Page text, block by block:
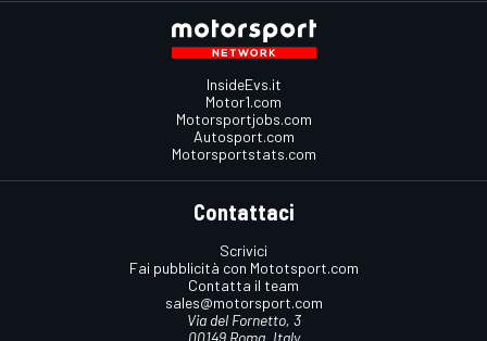
InsideEvs.it
Motor1.com
Motorsportjobs.com
Autosport.com
Motorsportstats.com
Contattaci
Scrivici
Fai pubblicità con Mototsport.com
Contatta il team
sales@motorsport.com
Via del Fornetto, 3
00149 Roma, Italy